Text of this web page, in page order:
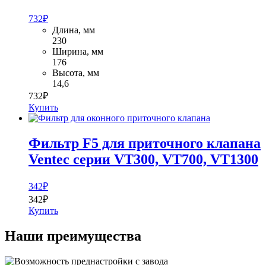
732₽
Длина, мм
230
Ширина, мм
176
Высота, мм
14,6
732₽
Купить
Фильтр F5 для приточного клапана
Ventec серии VT300, VT700, VT1300
342₽
342₽
Купить
Наши преимущества